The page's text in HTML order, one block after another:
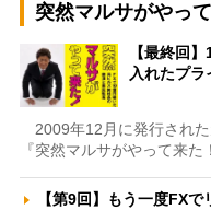
突然マルサがやっ
【最終回
入れたプ
2009年12月に発行され
『突然マルサがやって来
【第9回】もう一度FX